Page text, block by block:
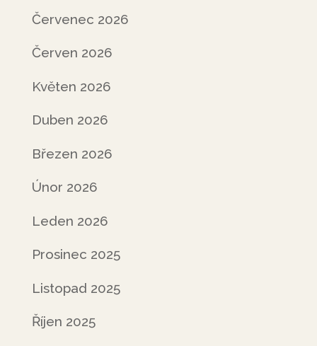
Červenec 2026
Červen 2026
Květen 2026
Duben 2026
Březen 2026
Únor 2026
Leden 2026
Prosinec 2025
Listopad 2025
Říjen 2025